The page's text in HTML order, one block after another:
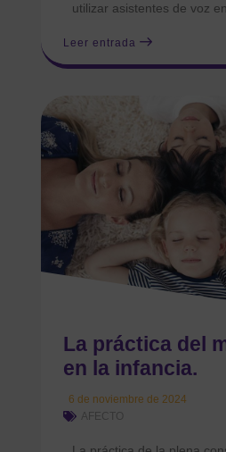
utilizar asistentes de voz en
Leer entrada
La práctica del
en la infancia.
6 de noviembre de 2024
AFECTO